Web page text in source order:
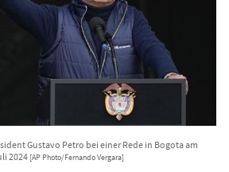
Gustavo Petro bei einer Rede in Bogota am
2024 [AP Photo/Fernando Vergara]